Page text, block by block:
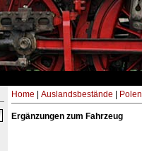
Home Auslandsbestände Polen
Ergänzungen zum Fahrzeug